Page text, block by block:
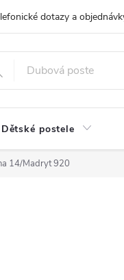
515
Obchodní podmínky
Dětské postele
14/Madryt 920